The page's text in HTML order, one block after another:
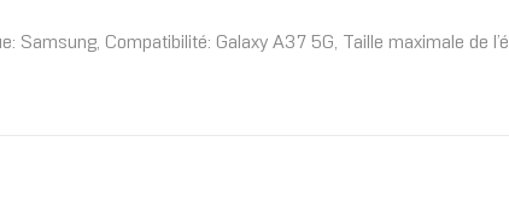
Samsung, Compatibilité: Galaxy A37 5G, Taille maximale de